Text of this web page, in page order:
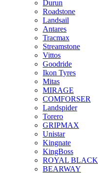
Durun
Roadstone
Landsail
Antares
Tracmax
Streamstone
Vittos
Goodride
Ikon Tyres
Mitas
MIRAGE
COMFORSER
Landspider
Torero
GRIPMAX
Unistar
Kingnate
KingBoss
ROYAL BLACK
BEARWAY